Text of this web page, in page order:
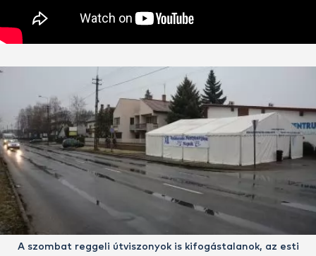
A szombat reggeli útviszonyok is kifogástalanok, az esti